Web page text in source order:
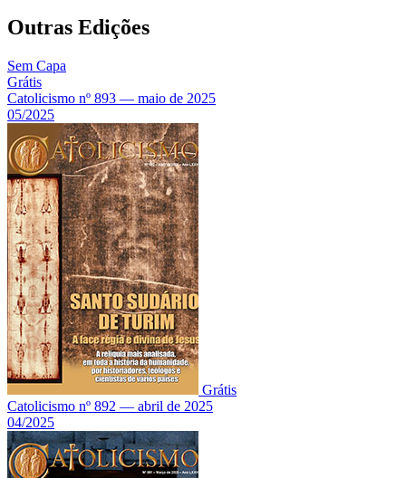
Outras Edições
Sem Capa
Grátis
Catolicismo nº 893 — maio de 2025
05/2025
Grátis
Catolicismo nº 892 — abril de 2025
04/2025